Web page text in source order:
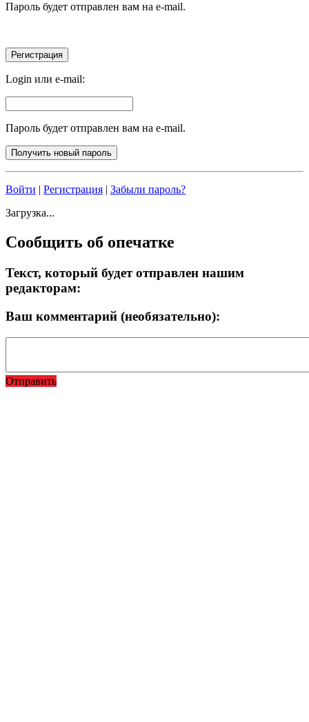
Пароль будет отправлен вам на e-mail.
Login или e-mail:
Пароль будет отправлен вам на e-mail.
Войти | Регистрация | Забыли пароль?
Загрузка...
Сообщить об опечатке
Текст, который будет отправлен нашим
редакторам:
Ваш комментарий (необязательно):
Отправить